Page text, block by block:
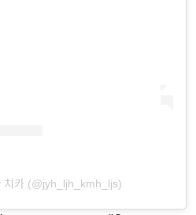
(@jyh_ljh_kmh_ljs)